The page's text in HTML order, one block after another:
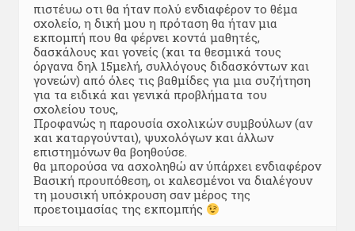
πιστέυω οτι θα ήταν πολύ ενδιαφέρον το θέμα
σχολείο, η δική μου η πρόταση θα ήταν μια
εκπομπή που θα φέρνει κοντά μαθητές,
δασκάλους και γονείς (και τα θεσμικά τους
όργανα δηλ 15μελή, συλλόγους διδασκόντων και
γονεών) από όλες τις βαθμίδες για μια συζήτηση
για τα ειδικά και γενικά προβλήματα του
σχολείου τους,
Προφανώς η παρουσία σχολικών συμβούλων (αν
και καταργούνται), ψυχολόγων και άλλων
επιστημόνων θα βοηθούσε.
θα μπορούσα να ασχοληθώ αν ύπάρχει ενδιαφέρον
Βασική προυπόθεση, οι καλεσμένοι να διαλέγουν
τη μουσική υπόκρουση σαν μέρος της
προετοιμασίας της εκπομπής